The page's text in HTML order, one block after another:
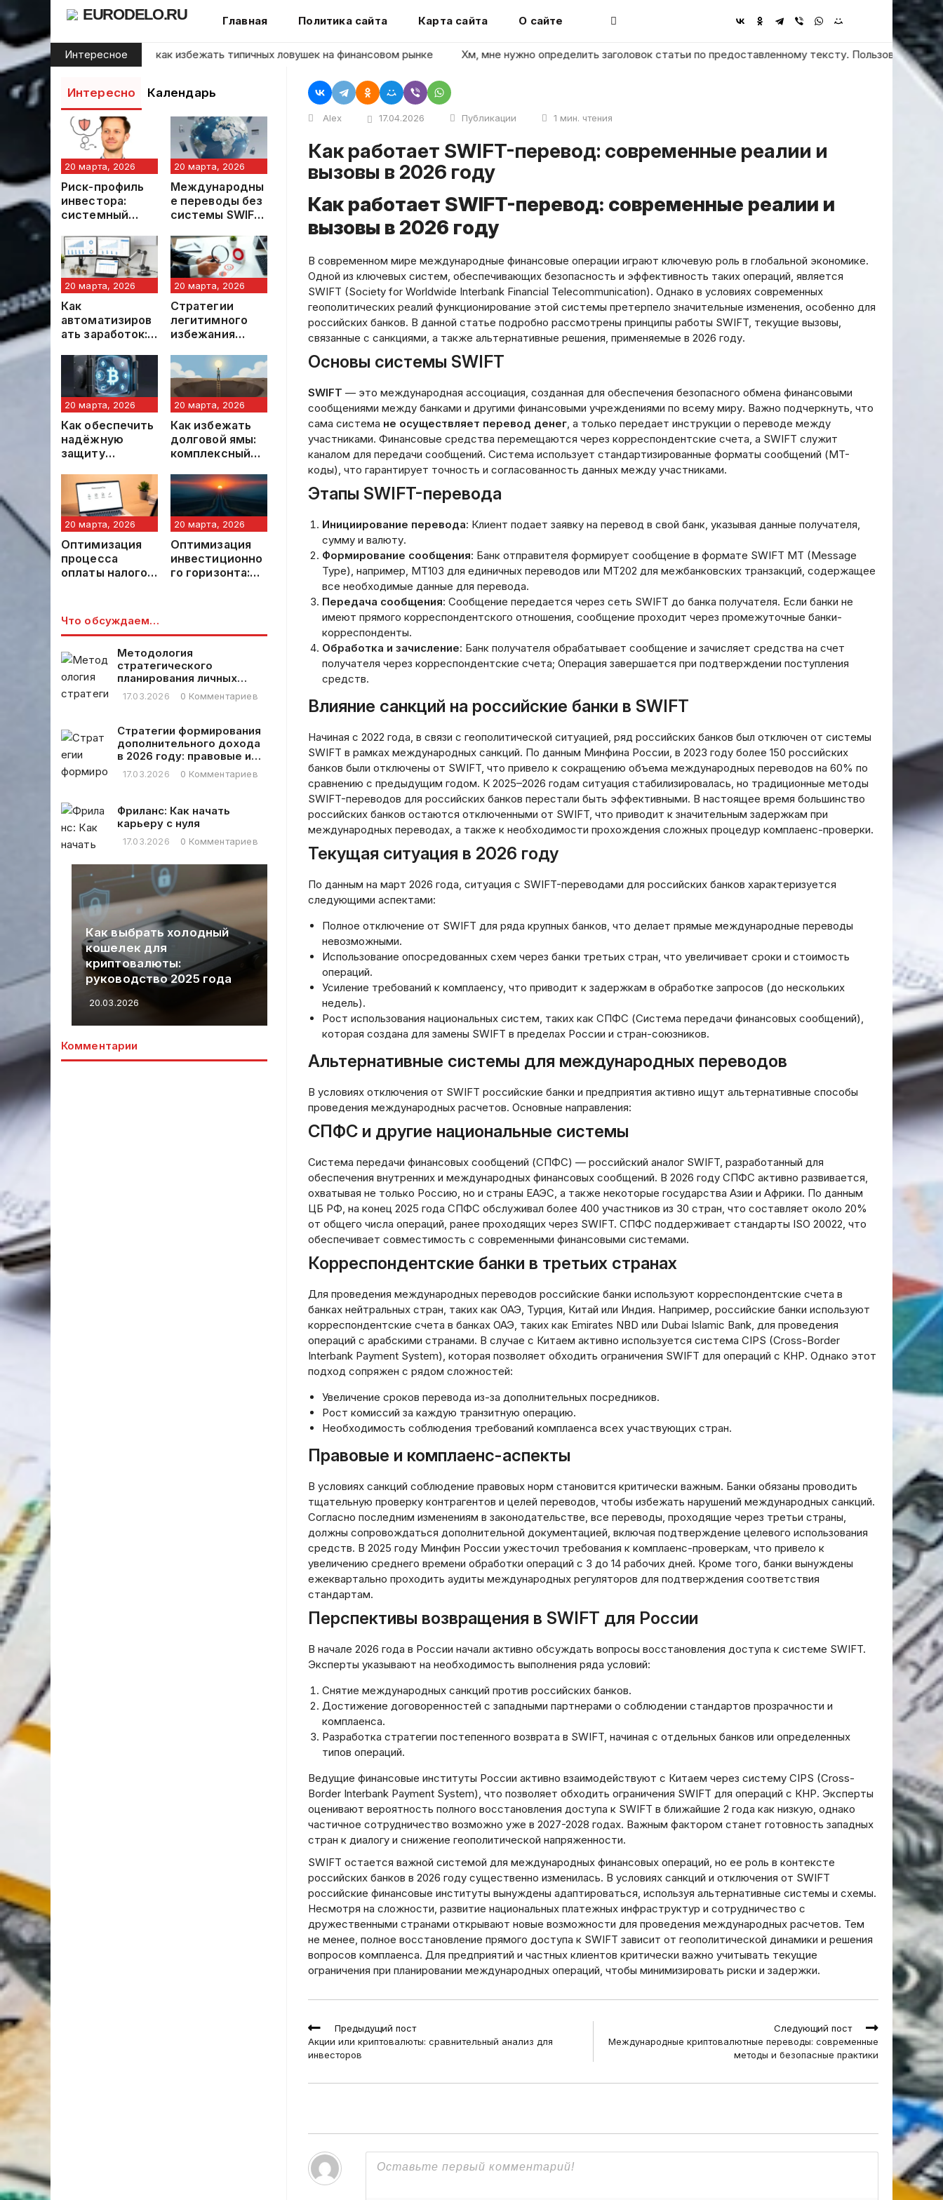
to
content
EURODELO.RU Главная Политика сайта Карта сайта О сайте
Интересное
инвесторов: как избежать типичных ловушек на финансовом рынке Хм, мне нужно определить заголовок статьи по предоставленному тексту. Пользователь просит
Alex 17.04.2026 Публикации 1 мин. чтения
Как работает SWIFT-перевод: современные реалии и
вызовы в 2026 году
Как работает SWIFT-перевод: современные реалии и
вызовы в 2026 году
В современном мире международные финансовые операции играют ключевую роль в глобальной экономике.
Одной из ключевых систем, обеспечивающих безопасность и эффективность таких операций, является
SWIFT (Society for Worldwide Interbank Financial Telecommunication). Однако в условиях современных
геополитических реалий функционирование этой системы претерпело значительные изменения, особенно для
российских банков. В данной статье подробно рассмотрены принципы работы SWIFT, текущие вызовы,
связанные с санкциями, а также альтернативные решения, применяемые в 2026 году.
Основы системы SWIFT
SWIFT — это международная ассоциация, созданная для обеспечения безопасного обмена финансовыми
сообщениями между банками и другими финансовыми учреждениями по всему миру. Важно подчеркнуть, что
сама система не осуществляет перевод денег, а только передает инструкции о переводе между
участниками. Финансовые средства перемещаются через корреспондентские счета, а SWIFT служит
каналом для передачи сообщений. Система использует стандартизированные форматы сообщений (MT-
коды), что гарантирует точность и согласованность данных между участниками.
Этапы SWIFT-перевода
Инициирование перевода: Клиент подает заявку на перевод в свой банк, указывая данные получателя,
сумму и валюту.
Формирование сообщения: Банк отправителя формирует сообщение в формате SWIFT MT (Message
Type), например, MT103 для единичных переводов или MT202 для межбанковских транзакций, содержащее
все необходимые данные для перевода.
Передача сообщения: Сообщение передается через сеть SWIFT до банка получателя. Если банки не
имеют прямого корреспондентского отношения, сообщение проходит через промежуточные банки-
корреспонденты.
Обработка и зачисление: Банк получателя обрабатывает сообщение и зачисляет средства на счет
получателя через корреспондентские счета; Операция завершается при подтверждении поступления
средств.
Влияние санкций на российские банки в SWIFT
Начиная с 2022 года, в связи с геополитической ситуацией, ряд российских банков был отключен от системы
SWIFT в рамках международных санкций. По данным Минфина России, в 2023 году более 150 российских
банков были отключены от SWIFT, что привело к сокращению объема международных переводов на 60% по
сравнению с предыдущим годом. К 2025–2026 годам ситуация стабилизировалась, но традиционные методы
SWIFT-переводов для российских банков перестали быть эффективными. В настоящее время большинство
российских банков остаются отключенными от SWIFT, что приводит к значительным задержкам при
международных переводах, а также к необходимости прохождения сложных процедур комплаенс-проверки.
Текущая ситуация в 2026 году
По данным на март 2026 года, ситуация с SWIFT-переводами для российских банков характеризуется
следующими аспектами:
Полное отключение от SWIFT для ряда крупных банков, что делает прямые международные переводы
невозможными.
Использование опосредованных схем через банки третьих стран, что увеличивает сроки и стоимость
операций.
Усиление требований к комплаенсу, что приводит к задержкам в обработке запросов (до нескольких
недель).
Рост использования национальных систем, таких как СПФС (Система передачи финансовых сообщений),
которая создана для замены SWIFT в пределах России и стран-союзников.
Альтернативные системы для международных переводов
В условиях отключения от SWIFT российские банки и предприятия активно ищут альтернативные способы
проведения международных расчетов. Основные направления:
СПФС и другие национальные системы
Система передачи финансовых сообщений (СПФС) — российский аналог SWIFT, разработанный для
обеспечения внутренних и международных финансовых сообщений. В 2026 году СПФС активно развивается,
охватывая не только Россию, но и страны ЕАЭС, а также некоторые государства Азии и Африки. По данным
ЦБ РФ, на конец 2025 года СПФС обслуживал более 400 участников из 30 стран, что составляет около 20%
от общего числа операций, ранее проходящих через SWIFT. СПФС поддерживает стандарты ISO 20022, что
обеспечивает совместимость с современными финансовыми системами.
Корреспондентские банки в третьих странах
Для проведения международных переводов российские банки используют корреспондентские счета в
банках нейтральных стран, таких как ОАЭ, Турция, Китай или Индия. Например, российские банки используют
корреспондентские счета в банках ОАЭ, таких как Emirates NBD или Dubai Islamic Bank, для проведения
операций с арабскими странами. В случае с Китаем активно используется система CIPS (Cross-Border
Interbank Payment System), которая позволяет обходить ограничения SWIFT для операций с КНР. Однако этот
подход сопряжен с рядом сложностей:
Увеличение сроков перевода из-за дополнительных посредников.
Рост комиссий за каждую транзитную операцию.
Необходимость соблюдения требований комплаенса всех участвующих стран.
Правовые и комплаенс-аспекты
В условиях санкций соблюдение правовых норм становится критически важным. Банки обязаны проводить
тщательную проверку контрагентов и целей переводов, чтобы избежать нарушений международных санкций.
Согласно последним изменениям в законодательстве, все переводы, проходящие через третьи страны,
должны сопровождаться дополнительной документацией, включая подтверждение целевого использования
средств. В 2025 году Минфин России ужесточил требования к комплаенс-проверкам, что привело к
увеличению среднего времени обработки операций с 3 до 14 рабочих дней. Кроме того, банки вынуждены
ежеквартально проходить аудиты международных регуляторов для подтверждения соответствия
стандартам.
Перспективы возвращения в SWIFT для России
В начале 2026 года в России начали активно обсуждать вопросы восстановления доступа к системе SWIFT.
Эксперты указывают на необходимость выполнения ряда условий:
Снятие международных санкций против российских банков.
Достижение договоренностей с западными партнерами о соблюдении стандартов прозрачности и
комплаенса.
Разработка стратегии постепенного возврата в SWIFT, начиная с отдельных банков или определенных
типов операций.
Ведущие финансовые институты России активно взаимодействуют с Китаем через систему CIPS (Cross-
Border Interbank Payment System), что позволяет обходить ограничения SWIFT для операций с КНР. Эксперты
оценивают вероятность полного восстановления доступа к SWIFT в ближайшие 2 года как низкую, однако
частичное сотрудничество возможно уже в 2027-2028 годах. Важным фактором станет готовность западных
стран к диалогу и снижение геополитической напряженности.
SWIFT остается важной системой для международных финансовых операций, но ее роль в контексте
российских банков в 2026 году существенно изменилась. В условиях санкций и отключения от SWIFT
российские финансовые институты вынуждены адаптироваться, используя альтернативные системы и схемы.
Несмотря на сложности, развитие национальных платежных инфраструктур и сотрудничество с
дружественными странами открывают новые возможности для проведения международных расчетов. Тем
не менее, полное восстановление прямого доступа к SWIFT зависит от геополитической динамики и решения
вопросов комплаенса. Для предприятий и частных клиентов критически важно учитывать текущие
ограничения при планировании международных операций, чтобы минимизировать риски и задержки.
Read
more
articles
Предыдущий пост
Акции или криптовалюты: сравнительный анализ для
инвесторов
Следующий пост
Международные криптовалютные переводы: современные
методы и безопасные практики
Интересно Календарь
20 марта, 2026
Риск-профиль
инвестора:
системный
методология
определения
20 марта, 2026
Международны
е переводы без
системы SWIFT:
альтернативы и
их
практическое
применение
20 марта, 2026
Как
автоматизиров
ать заработок:
подход к
построению
устойчивого
онлайн‑дохода
20 марта, 2026
Стратегии
легитимного
избежания
штрафов:
профессиональ
ный подход
20 марта, 2026
Как обеспечить
надёжную
защиту
20 марта, 2026
Как избежать
долговой ямы:
комплексный
финансовой
стабильности
20 марта, 2026
Оптимизация
процесса
оплаты налогов
методы и
рекомендации
20 марта, 2026
Оптимизация
инвестиционно
го горизонта:
Что обсуждаем…
Методология
стратегического
планирования личных
финансовых расходов
17.03.2026 0 Комментариев
Стратегии формирования
дополнительного дохода
в 2026 году: правовые и
практические аспекты
17.03.2026 0 Комментариев
Фриланс: Как начать
карьеру с нуля
17.03.2026 0 Комментариев
Как выбрать холодный
кошелек для
криптовалюты:
руководство 2025 года
20.03.2026
Настройка системы
уведомлений по операциям:
Полное руководство
20.03.2026
Стратегии Эффективного
Средств:
потоками Cash Flow по
деятельности стратегии и
Комментарии